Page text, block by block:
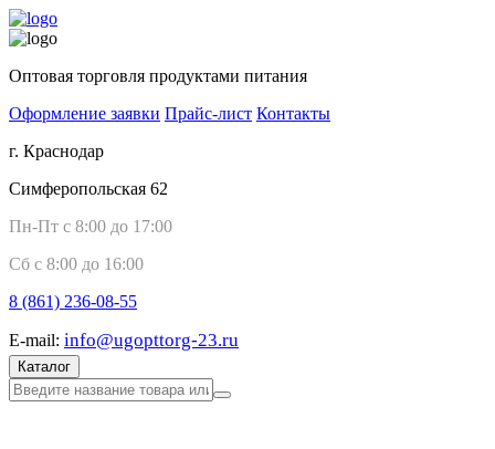
Оптовая торговля продуктами питания
Оформление заявки Прайс-лист Контакты
г. Краснодар
Симферопольская 62
Пн-Пт с 8:00 до 17:00
Сб с 8:00 до 16:00
8 (861) 236-08-55
E-mail: info@ugopttorg-23.ru
Каталог